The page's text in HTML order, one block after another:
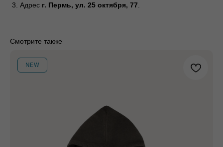
Адрес г. Пермь, ул. 25 октября, 77
Смотрите также
NEW
califo.website@gmail.com
Магазины
поставщиком
сертификаты
Часто задаваемые
вопросы
Публичная оферта